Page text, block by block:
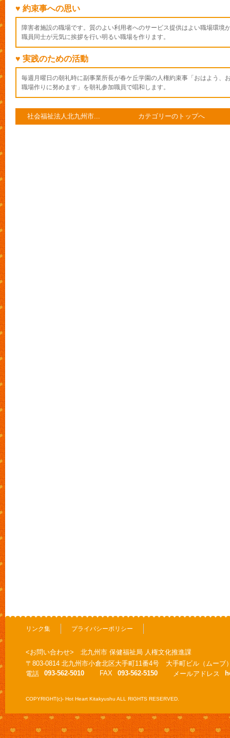
♥ 約束事への思い
障害者施設の職場です。質のよい利用者へのサービス提供はよい職場環境
職員同士が元気に挨拶を行い明るい職場を作ります。
♥ 実践のための活動
毎週月曜日の朝礼時に副事業所長が春ケ丘学園の人権約束事「おはよう、
職場作りに努めます」を朝礼参加職員で唱和します。
社会福祉法人北九州市... カテゴリーのトップへ
リンク集 プライバシーポリシー
<お問い合わせ> 北九州市 保健福祉局 人権文化推進課
〒803-0814 北九州市小倉北区大手町11番4号 大手町ビル（ムーブ
電話
093-562-5010 FAX 093-562-5150 メールアドレス
COPYRIGHT(c)- Hot Heart Kitakyushu ALL RIGHTS RESERVED.